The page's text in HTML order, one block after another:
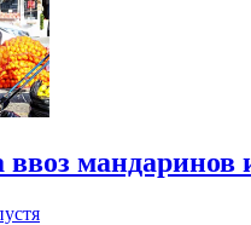
мандаринов